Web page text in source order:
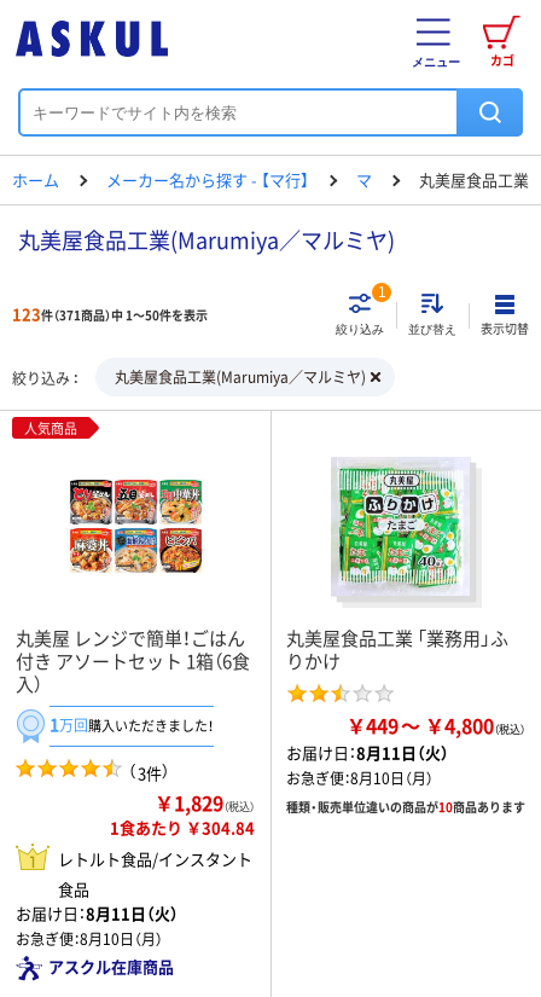
カゴ
メニュー
ホーム メーカー名から探す - 【マ行】 マ 丸美屋食品工業
丸美屋食品工業(Marumiya／マルミヤ)
123件（371商品）中 1～50件を表示
絞り込み
1
並び替え 表示切替
絞り込み 丸美屋食品工業(Marumiya／マルミヤ)
人気商品
丸美屋 レンジで簡単！ごはん
付き アソートセット 1箱（6食
入）
1万回購入いただきました！
（3件）
￥1,829（税込）
1食あたり ￥304.84
レトルト食品/インスタント
食品
お届け日：8月11日（火）
お急ぎ便：8月10日（月）
アスクル在庫商品
丸美屋食品工業 「業務用」ふ
りかけ
￥449 ￥4,800
お届け日：8月11日（火）
お急ぎ便：8月10日（月）
種類・販売単位違いの商品が10商品あります